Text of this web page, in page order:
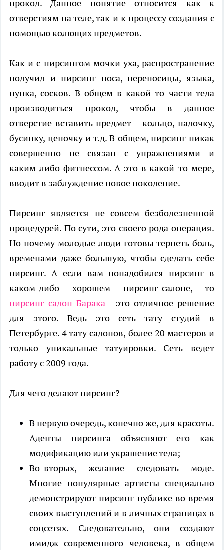
прокол. Данное понятие относится как к
отверстиям на теле, так и к процессу создания с
помощью колющих предметов.
Как и с пирсингом мочки уха, распространение
получил и пирсинг носа, переносицы, языка,
пупка, сосков. В общем в какой-то части тела
производиться прокол, чтобы в данное
отверстие вставить предмет – кольцо, палочку,
бусинку, цепочку и т.д. В общем, пирсинг никак
совершенно не связан с упражнениями и
каким-либо фитнессом. А это в какой-то мере,
вводит в заблуждение новое поколение.
Пирсинг является не совсем безболезненной
процедурей. По сути, это своего рода операция.
Но почему молодые люди готовы терпеть боль,
временами даже большую, чтобы сделать себе
пирсинг. А если вам понадобился пирсинг в
каком-либо хорошем пирсинг-салоне, то
пирсинг салон Барака- это отличное решение
для этого. Ведь это сеть тату студий в
Петербурге. 4 тату салонов, более 20 мастеров и
только уникальные татуировки. Сеть ведет
работу с 2009 года.
Для чего делают пирсинг?
В первую очередь, конечно же, для красоты.
Адепты пирсинга объясняют его как
модификацию или украшение тела;
Во-вторых, желание следовать моде.
Многие популярные артисты специально
демонстрируют пирсинг публике во время
своих выступлений и в личных страницах в
соцсетях. Следовательно, они создают
имидж современного человека, в общем